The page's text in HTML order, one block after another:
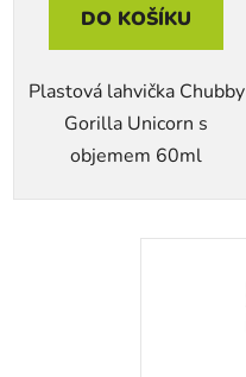
DO KOŠÍKU
Plastová lahvička Chubby
Gorilla Unicorn s
objemem 60ml